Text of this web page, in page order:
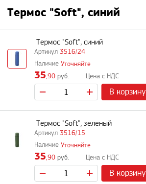
Термос "Soft", синий
3516/24
Термос "Soft", синий
Уточняйте
35,90 руб.
В корзину
3516/15
Термос "Soft", зеленый
Уточняйте
35,90 руб.
В корзину